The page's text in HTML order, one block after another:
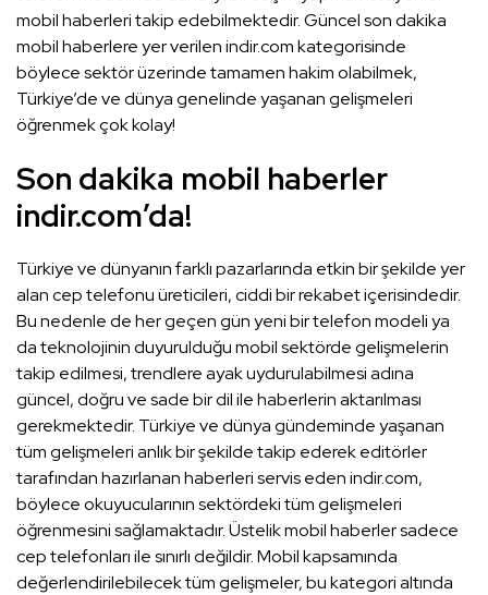
mobil haberleri takip edebilmektedir. Güncel son dakika
mobil haberlere yer verilen indir.com kategorisinde
böylece sektör üzerinde tamamen hakim olabilmek,
Türkiye’de ve dünya genelinde yaşanan gelişmeleri
öğrenmek çok kolay!
Son dakika mobil haberler
indir.com’da!
Türkiye ve dünyanın farklı pazarlarında etkin bir şekilde yer
alan cep telefonu üreticileri, ciddi bir rekabet içerisindedir.
Bu nedenle de her geçen gün yeni bir telefon modeli ya
da teknolojinin duyurulduğu mobil sektörde gelişmelerin
takip edilmesi, trendlere ayak uydurulabilmesi adına
güncel, doğru ve sade bir dil ile haberlerin aktarılması
gerekmektedir. Türkiye ve dünya gündeminde yaşanan
tüm gelişmeleri anlık bir şekilde takip ederek editörler
tarafından hazırlanan haberleri servis eden indir.com,
böylece okuyucularının sektördeki tüm gelişmeleri
öğrenmesini sağlamaktadır. Üstelik mobil haberler sadece
cep telefonları ile sınırlı değildir. Mobil kapsamında
değerlendirilebilecek tüm gelişmeler, bu kategori altında